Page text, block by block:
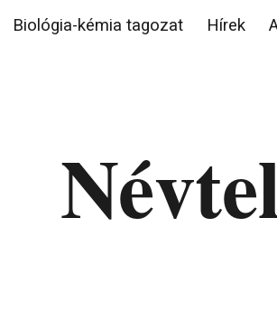
Skip to main content
Biológia-kémia tagozat Hírek